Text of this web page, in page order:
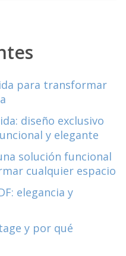
para transformar
diseño exclusivo
y elegante
solución funcional
cualquier espacio
elegancia y
y por qué